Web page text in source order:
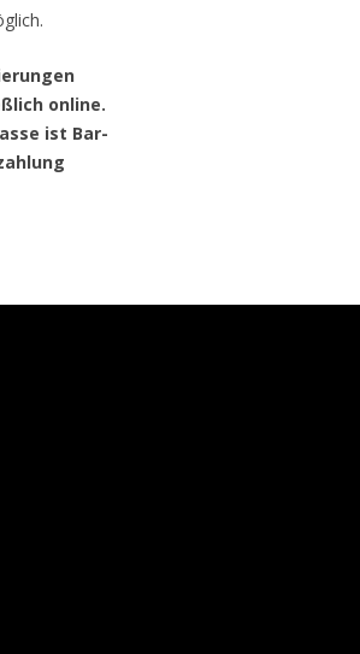
online.
ist Bar-